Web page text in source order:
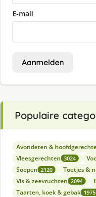
E-mail
Aanmelden
Populaire
Avondeten &
Vleesgerechten 3024
Soepen 2120 Toetjes &
Vis & zeevruchten 2094
Taarten, koek & gebak 1975